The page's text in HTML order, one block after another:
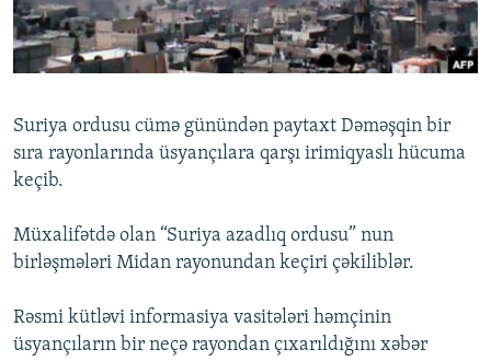
İNFOQRAFIKA
KARIKATURA
AZƏRBAYCAN ƏDƏBIYYATI KITABXANASI
İSLAM VƏ DEMOKRATIYA
MISSIYAMIZ
PEŞƏ ETIKASI VƏ JURNALISTIKA STANDARTLARIMIZ
AZADLIQRADIOSU MOBIL TELEFONUNUZDA
BIZIMLƏ ƏLAQƏ
BIZI IZLƏ
RFE/RL-in bütün saytları
Suriya ordusu cümə günündən paytaxt Dəməşqin bir
sıra rayonlarında üsyançılara qarşı irimiqyaslı hücuma
keçib.
Müxalifətdə olan “Suriya azadlıq ordusu” nun
birləşmələri Midan rayonundan keçiri çəkiliblər.
Rəsmi kütləvi informasiya vasitələri həmçinin
üsyançıların bir neçə rayondan çıxarıldığını xəbər